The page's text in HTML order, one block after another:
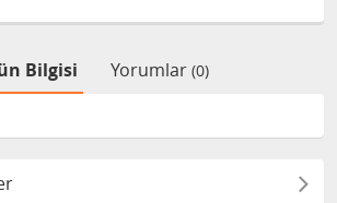
Bilgisi Yorumlar (0)